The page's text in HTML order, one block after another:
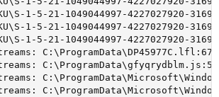
1-5-21-1049044997-4227027920-
1-5-21-1049044997-4227027920-
1-5-21-1049044997-4227027920-